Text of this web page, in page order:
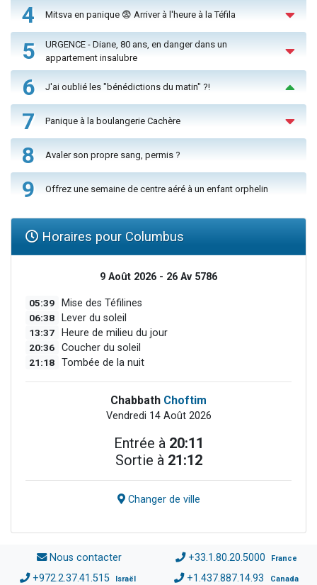
4 Mitsva en panique 😨 Arriver à l'heure à la Téfila
5
URGENCE - Diane, 80 ans, en danger dans un
appartement insalubre
6 J'ai oublié les "bénédictions du matin" ?!
7 Panique à la boulangerie Cachère
8 Avaler son propre sang, permis ?
9 Offrez une semaine de centre aéré à un enfant orphelin
Horaires pour Columbus
9 Août 2026 - 26 Av 5786
05:39 Mise des Téfilines
06:38 Lever du soleil
13:37 Heure de milieu du jour
20:36 Coucher du soleil
21:18 Tombée de la nuit
Chabbath Choftim
Vendredi 14 Août 2026
Entrée à 20:11
Sortie à 21:12
Changer de ville
Nous contacter +33.1.80.20.5000 France
+972.2.37.41.515 Israël +1.437.887.14.93 Canada